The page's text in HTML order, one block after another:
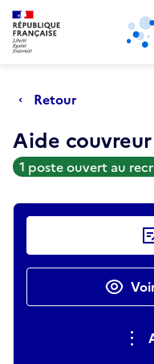
Aller au menu principal
Retour
Aide
1 poste ouvert au
Actions
Retour au début de la
Panneau de gestion des